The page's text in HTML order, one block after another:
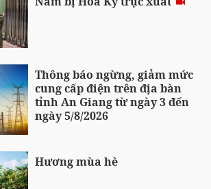
Thông báo ngừng, giảm mức
cung cấp điện trên địa bàn
tỉnh An Giang từ ngày 3 đến
ngày 5/8/2026
Hương mùa hè